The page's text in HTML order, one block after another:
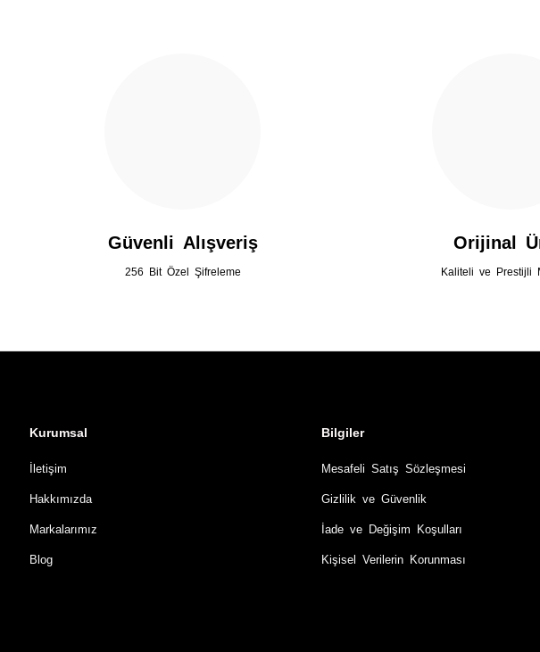
Güvenli Alışveriş
256 Bit Özel Şifreleme
Orijinal
Kaliteli ve Prestijli
Kurumsal
İletişim
Hakkımızda
Markalarımız
Blog
Bilgiler
Mesafeli Satış Sözleşmesi
Gizlilik ve Güvenlik
İade ve Değişim Koşulları
Kişisel Verilerin Korunması